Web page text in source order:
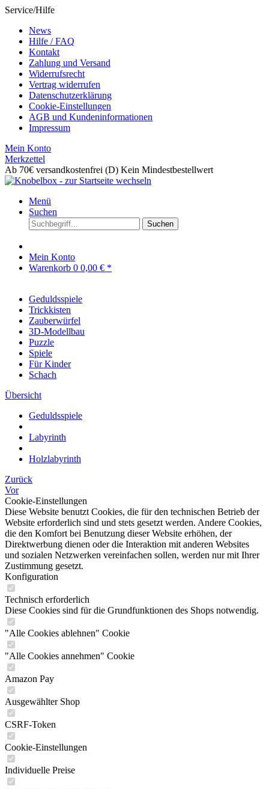
Service/Hilfe
News
Hilfe / FAQ
Kontakt
Zahlung und Versand
Widerrufsrecht
Vertrag widerrufen
Datenschutzerklärung
Cookie-Einstellungen
AGB und Kundeninformationen
Impressum
Mein Konto
Merkzettel
Ab 70€ versandkostenfrei (D) Kein Mindestbestellwert
Menü
Suchen
Suchen
Mein Konto
Warenkorb 0 0,00 € *
Geduldsspiele
Trickkisten
Zauberwürfel
3D-Modellbau
Puzzle
Spiele
Für Kinder
Schach
Übersicht
Geduldsspiele
Labyrinth
Holzlabyrinth
Zurück
Vor
Cookie-Einstellungen
Diese Website benutzt Cookies, die für den technischen Betrieb der
Website erforderlich sind und stets gesetzt werden. Andere Cookies,
die den Komfort bei Benutzung dieser Website erhöhen, der
Direktwerbung dienen oder die Interaktion mit anderen Websites
und sozialen Netzwerken vereinfachen sollen, werden nur mit Ihrer
Zustimmung gesetzt.
Konfiguration
Technisch erforderlich
Diese Cookies sind für die Grundfunktionen des Shops notwendig.
"Alle Cookies ablehnen" Cookie
"Alle Cookies annehmen" Cookie
Amazon Pay
Ausgewählter Shop
CSRF-Token
Cookie-Einstellungen
Individuelle Preise